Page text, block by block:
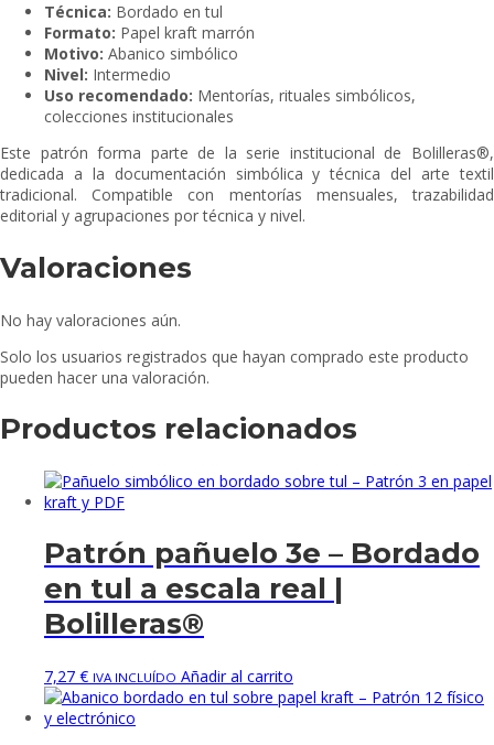
Técnica: Bordado en tul
Formato: Papel kraft marrón
Motivo: Abanico simbólico
Nivel: Intermedio
Uso recomendado: Mentorías, rituales simbólicos,
colecciones institucionales
Este patrón forma parte de la serie institucional de Bolilleras®,
dedicada a la documentación simbólica y técnica del arte textil
tradicional. Compatible con mentorías mensuales, trazabilidad
editorial y agrupaciones por técnica y nivel.
Valoraciones
No hay valoraciones aún.
Solo los usuarios registrados que hayan comprado este producto
pueden hacer una valoración.
Productos relacionados
Patrón pañuelo 3e – Bordado
en tul a escala real |
Bolilleras®
7,27 € IVA INCLUÍDO Añadir al carrito